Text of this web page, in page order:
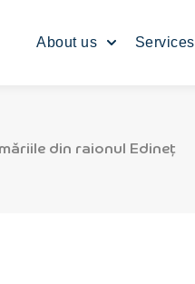
About us Services
din raionul Edineț